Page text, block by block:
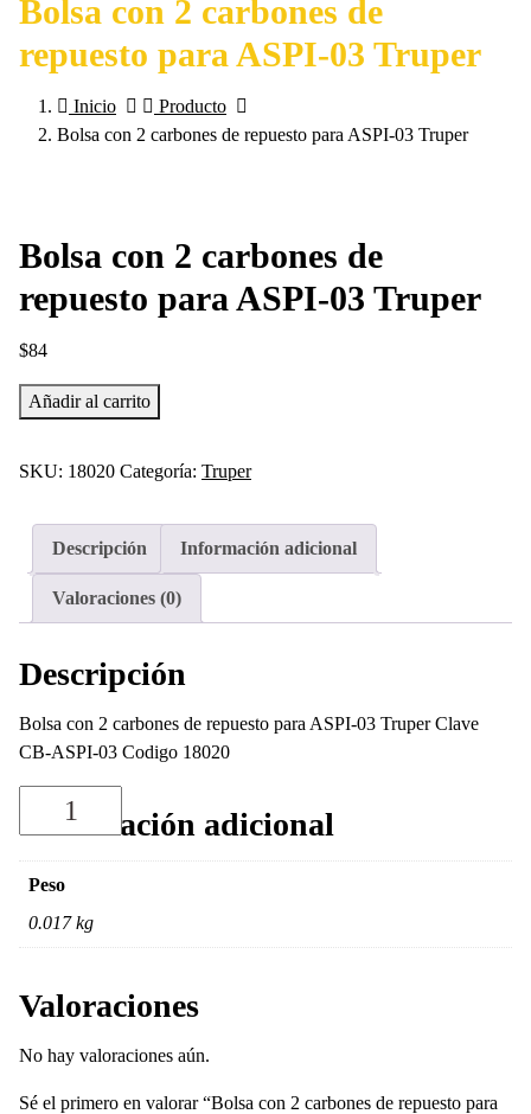
Bolsa con 2 carbones de
repuesto para ASPI-03 Truper
Inicio
Producto
Bolsa con 2 carbones de repuesto para ASPI-03 Truper
Bolsa con 2 carbones de
repuesto para ASPI-03 Truper
$84
Bolsa
con
carbones
repuesto
para
ASPI-
03
cantidad
Añadir al carrito
SKU: 18020 Categoría: Truper
Descripción Información adicional
Valoraciones (0)
Descripción
Bolsa con 2 carbones de repuesto para ASPI-03 Truper Clave
CB-ASPI-03 Codigo 18020
Información adicional
Peso
0.017 kg
Valoraciones
No hay valoraciones aún.
Sé el primero en valorar “Bolsa con 2 carbones de repuesto para